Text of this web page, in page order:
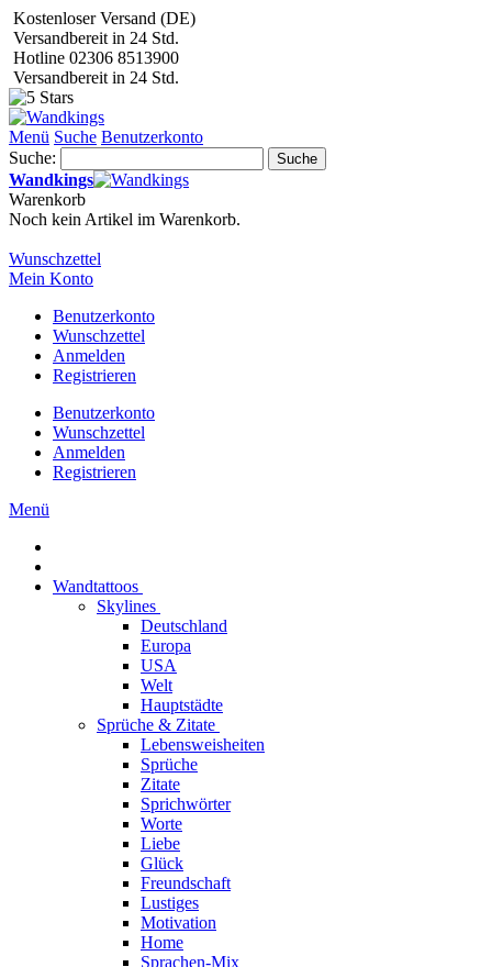
Kostenloser Versand (DE)
Versandbereit in 24 Std.
Hotline 02306 8513900
Versandbereit in 24 Std.
Menü Suche Benutzerkonto
Suche:
Suche
Wandkings
Warenkorb
Noch kein Artikel im Warenkorb.
Wunschzettel
Mein Konto
Benutzerkonto
Wunschzettel
Anmelden
Registrieren
Benutzerkonto
Wunschzettel
Anmelden
Registrieren
Menü
Wandtattoos
Skylines
Deutschland
Europa
USA
Welt
Hauptstädte
Sprüche & Zitate
Lebensweisheiten
Sprüche
Zitate
Sprichwörter
Worte
Liebe
Glück
Freundschaft
Lustiges
Motivation
Home
Sprachen-Mix